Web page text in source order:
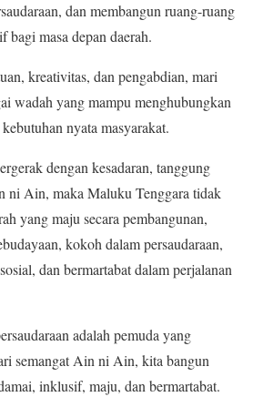
dan membangun ruang-ruang
masa depan daerah.
kreativitas, dan pengabdian, mari
wadah yang mampu menghubungkan
nyata masyarakat.
dengan kesadaran, tanggung
ni Ain, maka Maluku Tenggara tidak
yang maju secara pembangunan,
kokoh dalam persaudaraan,
dan bermartabat dalam perjalanan
adalah pemuda yang
semangat Ain ni Ain, kita bangun
inklusif, maju, dan bermartabat.